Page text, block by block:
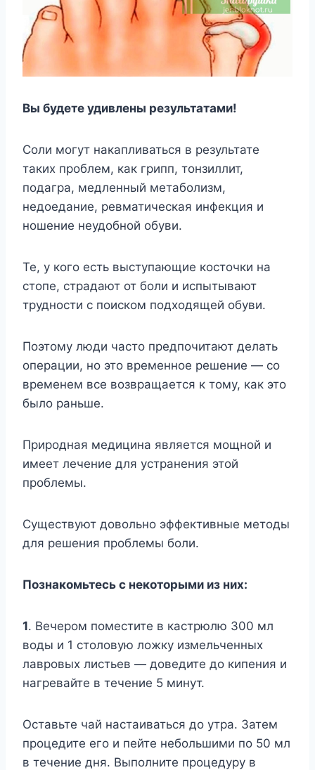
Вы будете удивлены результатами!
Соли могут накапливаться в результате
таких проблем, как грипп, тонзиллит,
подагра, медленный метаболизм,
недоедание, ревматическая инфекция и
ношение неудобной обуви.
Те, у кого есть выступающие косточки на
стопе, страдают от боли и испытывают
трудности с поиском подходящей обуви.
Поэтому люди часто предпочитают делать
операции, но это временное решение — со
временем все возвращается к тому, как это
было раньше.
Природная медицина является мощной и
имеет лечение для устранения этой
проблемы.
Существуют довольно эффективные методы
для решения проблемы боли.
Познакомьтесь с некоторыми из них:
1. Вечером поместите в кастрюлю 300 мл
воды и 1 столовую ложку измельченных
лавровых листьев — доведите до кипения и
нагревайте в течение 5 минут.
Оставьте чай настаиваться до утра. Затем
процедите его и пейте небольшими по 50 мл
в течение дня. Выполните процедуру в